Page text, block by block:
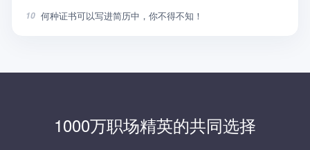
10 何种证书可以写进简历中，你不得不知！
1000万职场精英的共同选择